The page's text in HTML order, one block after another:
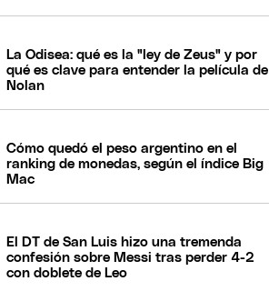
La Odisea: qué es la "ley de Zeus" y por
qué es clave para entender la película de
Nolan
Cómo quedó el peso argentino en el
ranking de monedas, según el índice Big
Mac
El DT de San Luis hizo una tremenda
confesión sobre Messi tras perder 4-2
con doblete de Leo